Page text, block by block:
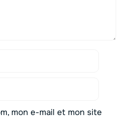
mon e-mail et mon site